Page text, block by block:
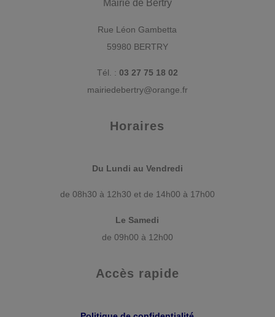
Mairie de Bertry
Rue Léon Gambetta
59980 BERTRY
Tél. : 03 27 75 18 02
mairiedebertry@orange.fr
Horaires
Du Lundi au Vendredi
de 08h30 à 12h30 et de 14h00 à 17h00
Le Samedi
de 09h00 à 12h00
Accès rapide